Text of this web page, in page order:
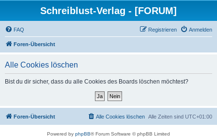
Schreiblust-Verlag - [FORUM]
FAQ Anmelden
Registrieren
Foren-Übersicht
Alle Cookies löschen
Bist du dir sicher, dass du alle Cookies des Boards löschen möchtest?
Foren-Übersicht Alle Zeiten sind UTC+01:00
Alle Cookies löschen
Powered by phpBB® Forum Software © phpBB Limited